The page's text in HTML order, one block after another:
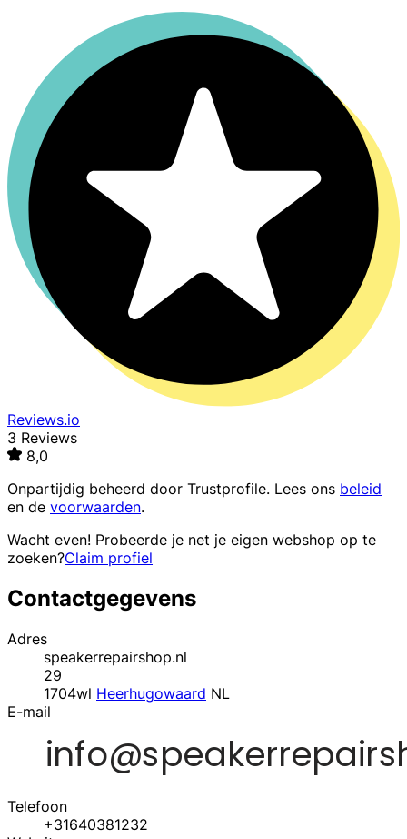
Reviews.io
3 Reviews
8,0
Onpartijdig beheerd door Trustprofile. Lees ons beleid
en de voorwaarden.
Wacht even! Probeerde je net je eigen webshop op te
zoeken?Claim profiel
Contactgegevens
Adres
speakerrepairshop.nl
29
1704wl Heerhugowaard NL
E-mail
Telefoon
+31640381232